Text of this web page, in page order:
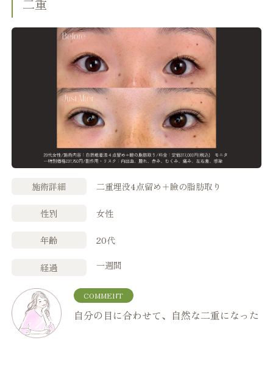
二重
施術詳細 二重埋没4点留め＋瞼の脂肪取り
性別 女性
年齢 20代
経過 一週間
COMMENT
自分の目に合わせて、自然な二重になった